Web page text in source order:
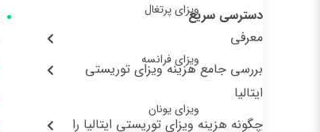
ویزای پرتغال
ویزای فرانسه
ویزای یونان
دسترسی سریع
معرفی
بررسی جامع هزینه ویزای توریستی
ایتالیا
چگونه هزینه ویزای توریستی ایتالیا را